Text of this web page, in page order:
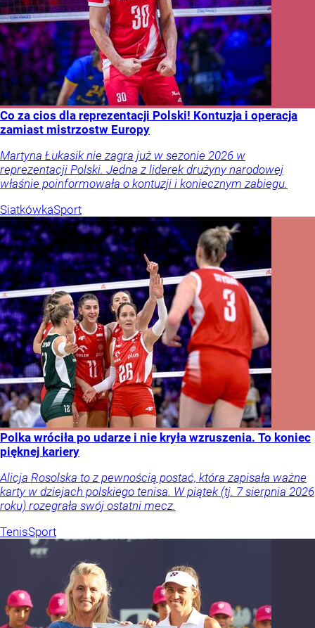
Co za cios dla reprezentacji Polski! Kontuzja i operacja
zamiast mistrzostw Europy
Martyna Łukasik nie zagra już w sezonie 2026 w
reprezentacji Polski. Jedna z liderek drużyny narodowej
właśnie poinformowała o kontuzji i koniecznym zabiegu.
SiatkówkaSport
Polka wróciła po udarze i nie kryła wzruszenia. To koniec
pięknej kariery
Alicja Rosolska to z pewnością postać, która zapisała ważne
karty w dziejach polskiego tenisa. W piątek (tj. 7 sierpnia 2026
roku) rozegrała swój ostatni mecz.
TenisSport